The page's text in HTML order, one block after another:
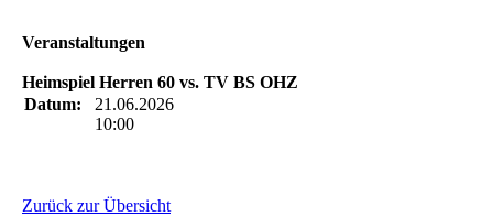
Veranstaltungen
Heimspiel Herren 60 vs. TV BS OHZ
Datum:
21.06.2026
10:00
Zurück zur Übersicht